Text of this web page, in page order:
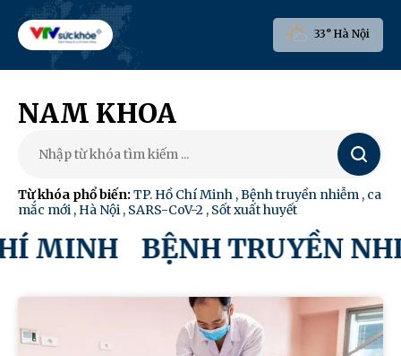
33° Hà Nội
NAM KHOA
Tìm
kiếm
Từ khóa phổ biến: TP. Hồ Chí Minh ,Bệnh truyền nhiễm , ca
mắc mới , Hà Nội , SARS-CoV-2 , Sốt xuất huyết
MINH BỆNH TRUYỀN